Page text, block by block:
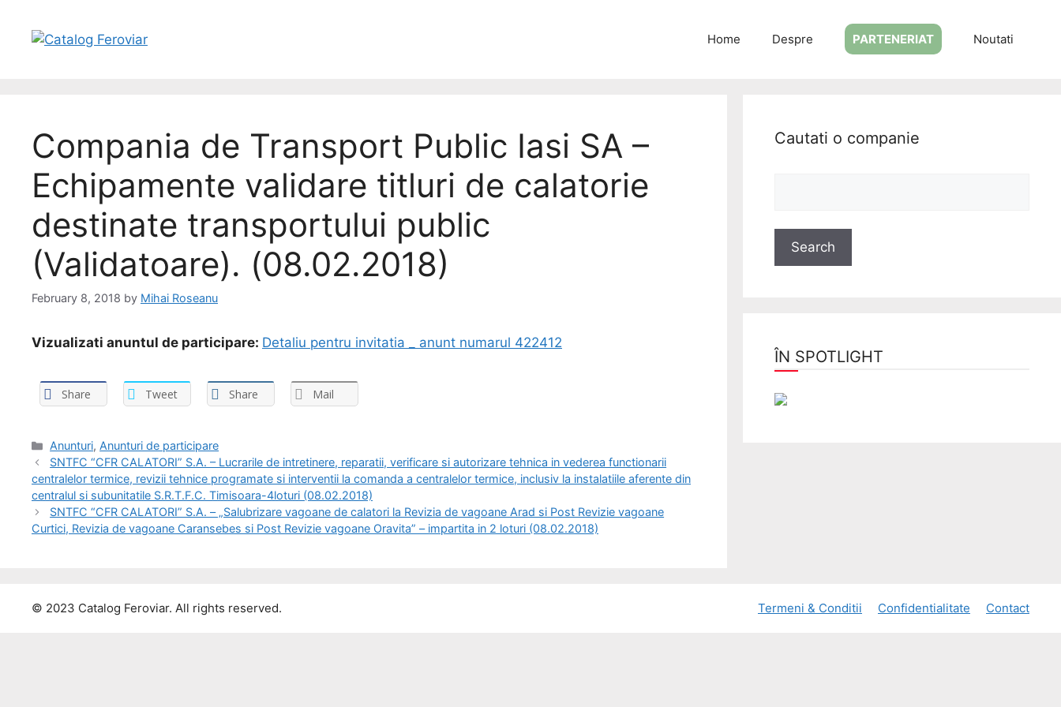
Home Despre PARTENERIAT Noutati
Compania de Transport Public Iasi SA –
Echipamente validare titluri de calatorie
destinate transportului public
(Validatoare). (08.02.2018)
February 8, 2018 by Mihai Roseanu
Vizualizati anuntul de participare: Detaliu pentru invitatia _ anunt numarul 422412
Share Tweet Share Mail
Anunturi, Anunturi de participare
SNTFC “CFR CALATORI” S.A. – Lucrarile de intretinere, reparatii, verificare si autorizare tehnica in vederea functionarii
centralelor termice, revizii tehnice programate si interventii la comanda a centralelor termice, inclusiv la instalatiile aferente din
centralul si subunitatile S.R.T.F.C. Timisoara-4loturi (08.02.2018)
SNTFC “CFR CALATORI” S.A. – „Salubrizare vagoane de calatori la Revizia de vagoane Arad si Post Revizie vagoane
Curtici, Revizia de vagoane Caransebes si Post Revizie vagoane Oravita” – impartita in 2 loturi (08.02.2018)
Cautati o companie
ÎN SPOTLIGHT
Termeni & Conditii Confidentialitate Contact
© 2023 Catalog Feroviar. All rights reserved.